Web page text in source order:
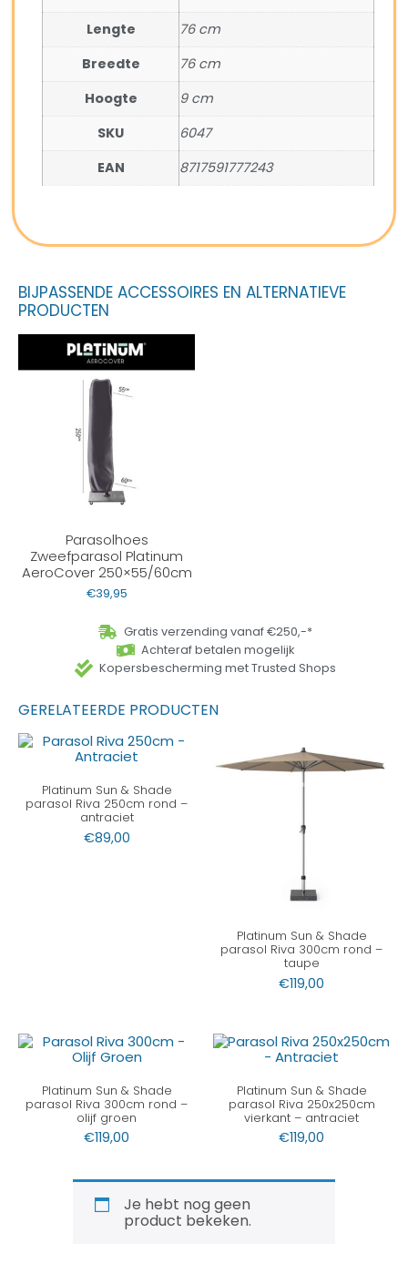
Lengte
76 cm
Breedte
76 cm
Hoogte
9 cm
SKU
6047
EAN
8717591777243
BIJPASSENDE ACCESSOIRES EN ALTERNATIEVE
PRODUCTEN
Parasolhoes
Zweefparasol Platinum
AeroCover 250×55/60cm
€39,95
Gratis verzending vanaf €250,-*
Achteraf betalen mogelijk
Kopersbescherming met Trusted Shops
GERELATEERDE PRODUCTEN
Platinum Sun & Shade
parasol Riva 250cm rond –
antraciet
€89,00
Platinum Sun & Shade
parasol Riva 300cm rond –
taupe
€119,00
Platinum Sun & Shade
parasol Riva 300cm rond –
olijf groen
€119,00
Platinum Sun & Shade
parasol Riva 250x250cm
vierkant – antraciet
€119,00
Je hebt nog geen
product bekeken.